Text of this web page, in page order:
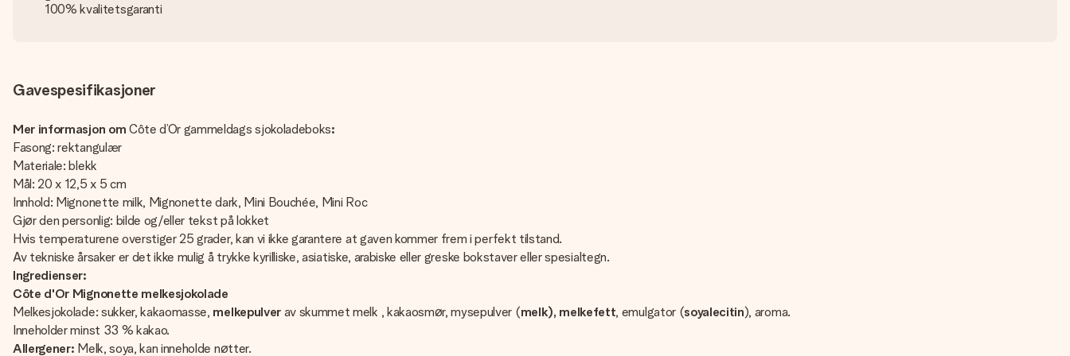
100% kvalitetsgaranti
Gavespesifikasjoner
Mer informasjon om Côte d’Or gammeldags sjokoladeboks:
Fasong: rektangulær
Materiale: blekk
Mål: 20 x 12,5 x 5 cm
Innhold: Mignonette milk, Mignonette dark, Mini Bouchée, Mini Roc
Gjør den personlig: bilde og/eller tekst på lokket
Hvis temperaturene overstiger 25 grader, kan vi ikke garantere at gaven kommer frem i perfekt tilstand.
Av tekniske årsaker er det ikke mulig å trykke kyrilliske, asiatiske, arabiske eller greske bokstaver eller spesialtegn.
Ingredienser:
Côte d'Or Mignonette melkesjokolade
Melkesjokolade: sukker, kakaomasse, melkepulverav skummet melk , kakaosmør, mysepulver (melk), melkefett, emulgator (soyalecitin), aroma.
Inneholder minst 33 % kakao.
Allergener: Melk, soya, kan inneholde nøtter.